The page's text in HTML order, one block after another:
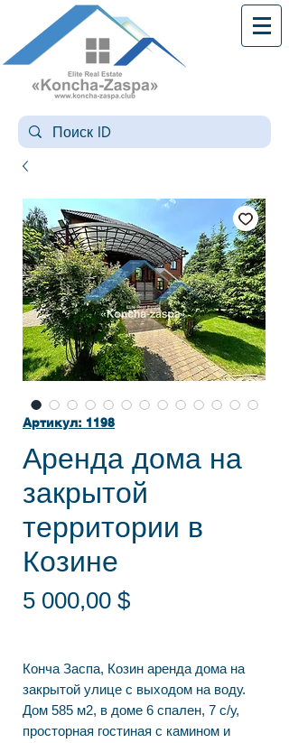
Артикул: 1198
Аренда дома на
закрытой
территории в
Козине
5 000,00 $Цена
Конча Заспа, Козин аренда дома на
закрытой улице с выходом на воду.
Дом 585 м2, в доме 6 спален, 7 с/у,
просторная гостиная с камином и